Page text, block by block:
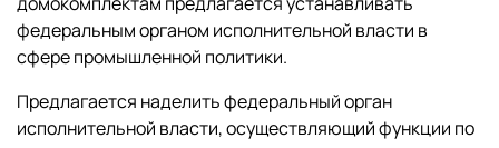
федеральным органом исполнительной власти в
сфере промышленной политики.
Предлагается наделить федеральный орган
исполнительной власти, осуществляющий функции по